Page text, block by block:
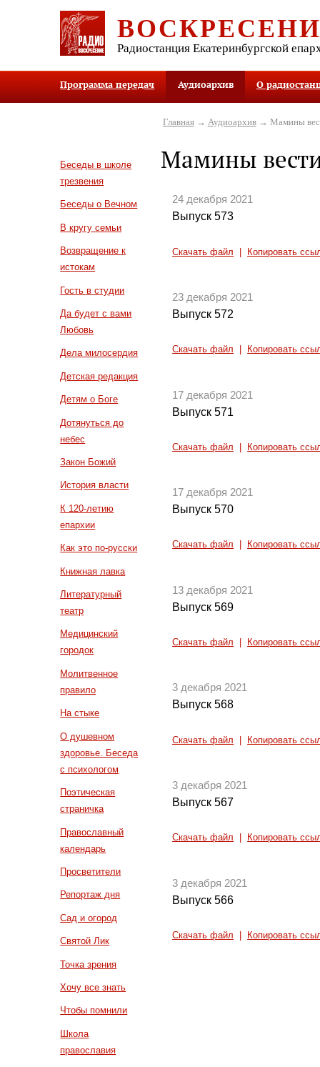
Радиостанция Екатеринбургской
Программа передач Аудиоархив О
Беседы в школе
трезвения
Беседы о Вечном
В кругу семьи
Возвращение к
истокам
Гость в студии
Да будет с вами
Любовь
Дела милосердия
Детская редакция
Детям о Боге
Дотянуться до
небес
Закон Божий
История власти
К 120-летию
епархии
Как это по-русски
Книжная лавка
Литературный
театр
Медицинский
городок
Молитвенное
правило
На стыке
О душевном
здоровье. Беседа
с психологом
Поэтическая
страничка
Православный
календарь
Просветители
Репортаж дня
Сад и огород
Святой Лик
Точка зрения
Хочу все знать
Чтобы помнили
Школа
православия
Главная→ Аудиоархив→ Мамины
Мамины
24 декабря 2021
Выпуск 573
Скачать файл Копировать
23 декабря 2021
Выпуск 572
Скачать файл Копировать
17 декабря 2021
Выпуск 571
Скачать файл Копировать
17 декабря 2021
Выпуск 570
Скачать файл Копировать
13 декабря 2021
Выпуск 569
Скачать файл Копировать
3 декабря 2021
Выпуск 568
Скачать файл Копировать
3 декабря 2021
Выпуск 567
Скачать файл Копировать
3 декабря 2021
Выпуск 566
Скачать файл Копировать